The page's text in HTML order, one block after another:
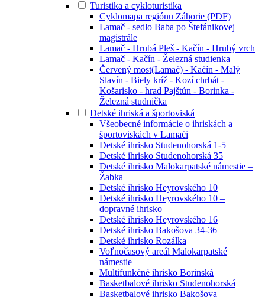
Turistika a cykloturistika
Cyklomapa regiónu Záhorie (PDF)
Lamač - sedlo Baba po Štefánikovej
magistrále
Lamač - Hrubá Pleš - Kačín - Hrubý vrch
Lamač - Kačín - Železná studienka
Červený most(Lamač) - Kačín - Malý
Slavín - Biely kríž - Kozí chrbát -
Košarisko - hrad Pajštún - Borinka -
Železná studnička
Detské ihriská a športoviská
Všeobecné informácie o ihriskách a
športoviskách v Lamači
Detské ihrisko Studenohorská 1-5
Detské ihrisko Studenohorská 35
Detské ihrisko Malokarpatské námestie –
Žabka
Detské ihrisko Heyrovského 10
Detské ihrisko Heyrovského 10 –
dopravné ihrisko
Detské ihrisko Heyrovského 16
Detské ihrisko Bakošova 34-36
Detské ihrisko Rozálka
Voľnočasový areál Malokarpatské
námestie
Multifunkčné ihrisko Borinská
Basketbalové ihrisko Studenohorská
Basketbalové ihrisko Bakošova